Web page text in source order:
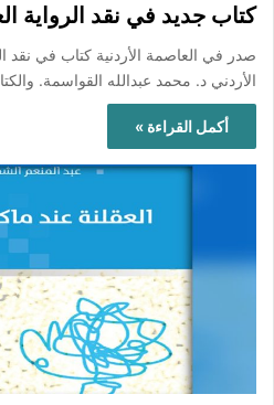
كتاب جديد في نقد الرواية
صدر في العاصمة الأردنية كتاب في نقد
الأردني د. محمد عبدالله القواسمة.
أكمل القراءة »